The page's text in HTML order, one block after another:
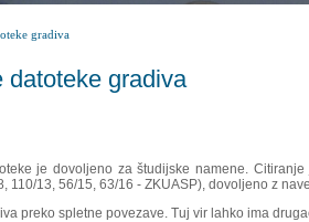
gradiva
datoteke gradiva
je dovoljeno za študijske namene.
110/13, 56/15, 63/16 - ZKUASP), dovoljeno z
preko spletne povezave. Tuj vir lahko ima